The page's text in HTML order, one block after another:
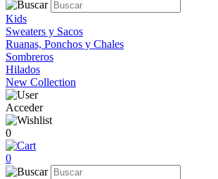
Kids
Sweaters y Sacos
Ruanas, Ponchos y Chales
Sombreros
Hilados
New Collection
Acceder
0
0